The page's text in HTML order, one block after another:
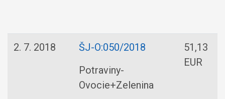
2. 7. 2018
ŠJ-O:050/2018
Potraviny-
Ovocie+Zelenina
51,13
EUR